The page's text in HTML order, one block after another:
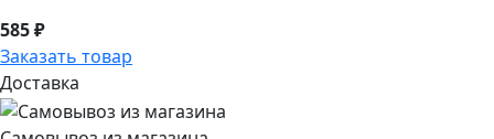
585 ₽
Заказать товар
Доставка